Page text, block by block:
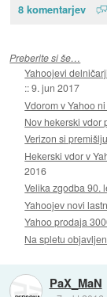
8 komentarjev
Preberite si še…
Yahoojevi
::9. jun 2017
Vdorom v Yahoo
Nov hekerski vdor
Verizon si
Hekerski vdor v
2016
Velika zgodba 90.
Yahoojev novi
Yahoo prodaja
Na spletu
PaX_MaN